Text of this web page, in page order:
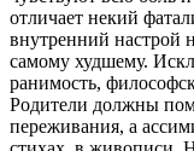
отличает некий
внутренний настрой
самому худшему.
ранимость,
Родители должны
переживания, а